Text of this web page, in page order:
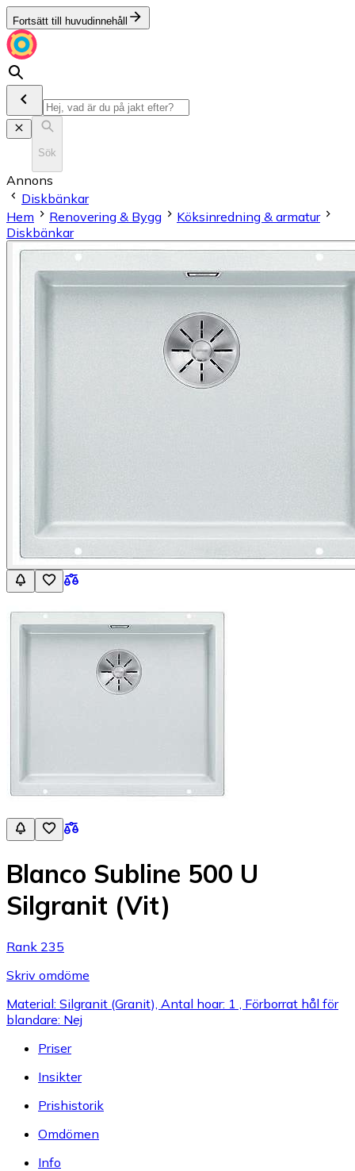
Fortsätt till huvudinnehåll
Sök
Annons
Diskbänkar
Hem
Renovering & Bygg
Köksinredning & armatur
Diskbänkar
Blanco Subline 500 U
Silgranit (Vit)
Rank 235
Skriv omdöme
Material: Silgranit (Granit), Antal hoar: 1 , Förborrat hål för
blandare: Nej
Priser
Insikter
Prishistorik
Omdömen
Info